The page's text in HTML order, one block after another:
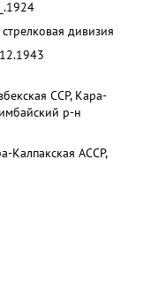
дивизия
ССР, Кара-
р-н
Калпакская АССР,